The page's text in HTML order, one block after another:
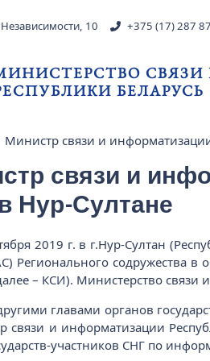
10 +375 (17) 287
БЕЛАРУСЬ
навигации
Министр связи и
связи и
Нур-Султане
2019 г. в г.Нур-Султан
Регионального содружества в
– КСИ). Министерство
главами органов
связи и информатизации
участников СНГ по